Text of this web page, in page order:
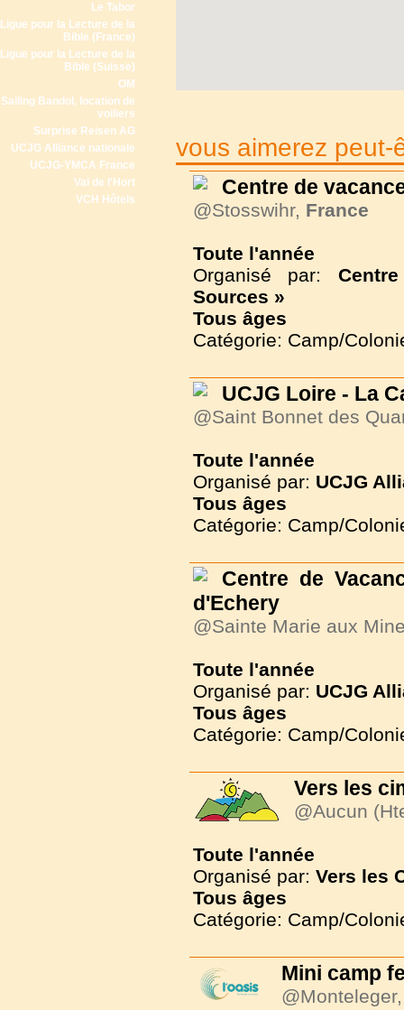
Le Tabor
Ligue pour la Lecture de la
Bible (France)
Ligue pour la Lecture de la
Bible (Suisse)
OM
Sailing Bandol, location de
voiliers
Surprise Reisen AG
UCJG Alliance nationale
UCJG-YMCA France
Val de l'Hort
VCH Hôtels
vous aimerez peut-
Centre de
@Stosswihr, France
Toute l'année
Organisé par:
Sources »
Tous âges
Catégorie: Camp/
UCJG Loire - La
@Saint Bonnet des
Toute l'année
Organisé par: UCJG
Tous âges
Catégorie: Camp/
Centre de
d'Echery
@Sainte Marie aux
Toute l'année
Organisé par: UCJG
Tous âges
Catégorie: Camp/
Vers les
@Aucun
Toute l'année
Organisé par: Vers les
Tous âges
Catégorie: Camp/
Mini camp